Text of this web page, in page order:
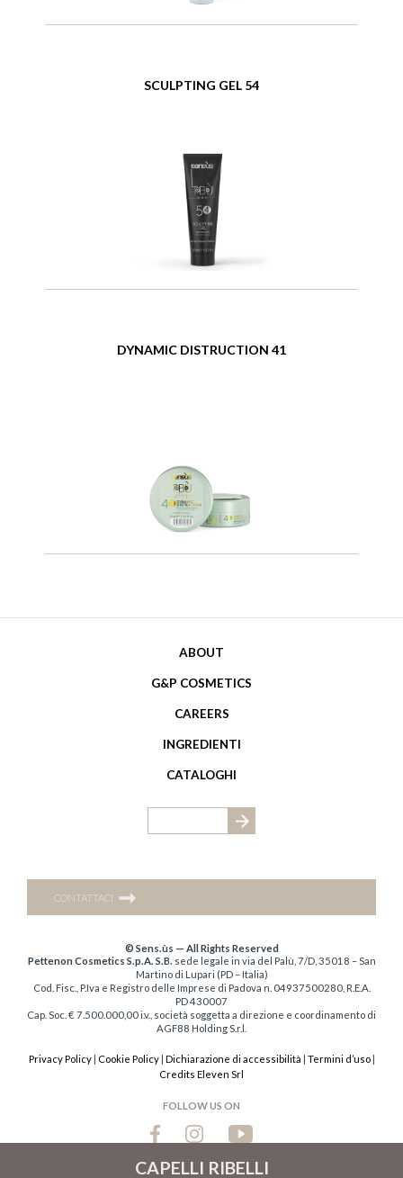
CAPELLI RIBELLI
SCULPTING GEL 54
DYNAMIC DISTRUCTION 41
ABOUT
G&P COSMETICS
CAREERS
INGREDIENTI
CATALOGHI
CONTATTACI ➞
© Sens.ùs — All Rights Reserved
Pettenon Cosmetics S.p.A. S.B. sede legale in via del Palù, 7/D, 35018 – San
Martino di Lupari (PD – Italia)
Cod. Fisc., P.Iva e Registro delle Imprese di Padova n. 04937500280, R.E.A.
PD 430007
Cap. Soc. € 7.500.000,00 i.v., società soggetta a direzione e coordinamento di
AGF88 Holding S.r.l.
Privacy Policy| Cookie Policy| Dichiarazione di accessibilità | Termini d’uso|
Credits Eleven Srl
FOLLOW US ON